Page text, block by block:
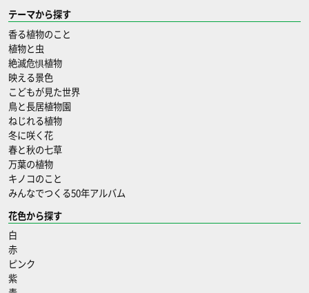
テーマから探す
香る植物のこと
植物と虫
絶滅危惧植物
映える景色
こどもが見た世界
鳥と長居植物園
ねじれる植物
冬に咲く花
春と秋の七草
万葉の植物
キノコのこと
みんなでつくる50年アルバム
花色から探す
白
赤
ピンク
紫